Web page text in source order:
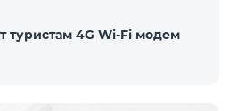
туристам 4G Wi-Fi модем